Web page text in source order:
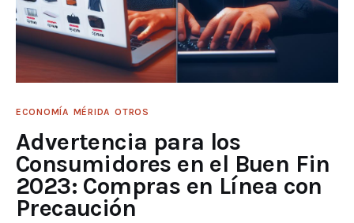
ECONOMÍA MÉRIDA OTROS
Advertencia para los
Consumidores en el Buen Fin
2023: Compras en Línea con
Precaución